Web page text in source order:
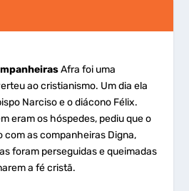
Afra foi uma
ao cristianismo. Um dia ela
Narciso e o diácono Félix.
eram os hóspedes, pediu que o
com as companheiras Digna,
foram perseguidas e queimadas
a fé cristã.